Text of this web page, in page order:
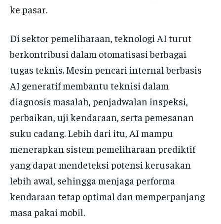
ke pasar.
Di sektor pemeliharaan, teknologi AI turut
berkontribusi dalam otomatisasi berbagai
tugas teknis. Mesin pencari internal berbasis
AI generatif membantu teknisi dalam
diagnosis masalah, penjadwalan inspeksi,
perbaikan, uji kendaraan, serta pemesanan
suku cadang. Lebih dari itu, AI mampu
menerapkan sistem pemeliharaan prediktif
yang dapat mendeteksi potensi kerusakan
lebih awal, sehingga menjaga performa
kendaraan tetap optimal dan memperpanjang
masa pakai mobil.